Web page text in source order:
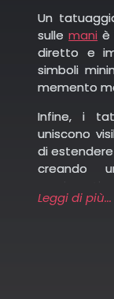
Spira
morte
usata
Catrina:
esplora le
morte.
Un
esempio, si
falci.
Un
sullemani è
diretto e
simboli
memento
Infine, i
uniscono
di
creando
Leggi di più...